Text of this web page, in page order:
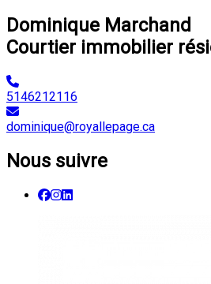
Dominique Marchand
Courtier immobilier
5146212116
dominique@royallepage.ca
Nous suivre